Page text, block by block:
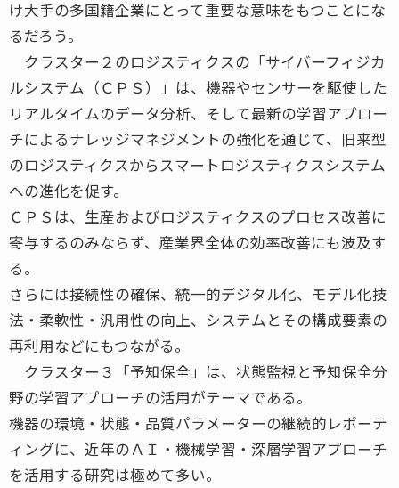
け大手の多国籍企業にとって重要な意味をもつことにな
るだろう。
クラスター２のロジスティクスの「サイバーフィジカ
ルシステム（ＣＰＳ）」は、機器やセンサーを駆使した
リアルタイムのデータ分析、そして最新の学習アプロー
チによるナレッジマネジメントの強化を通じて、旧来型
のロジスティクスからスマートロジスティクスシステム
への進化を促す。
ＣＰＳは、生産およびロジスティクスのプロセス改善に
寄与するのみならず、産業界全体の効率改善にも波及す
る。
さらには接続性の確保、統一的デジタル化、モデル化技
法・柔軟性・汎用性の向上、システムとその構成要素の
再利用などにもつながる。
クラスター３「予知保全」は、状態監視と予知保全分
野の学習アプローチの活用がテーマである。
機器の環境・状態・品質パラメーターの継続的レポーテ
ィングに、近年のＡＩ・機械学習・深層学習アプローチ
を活用する研究は極めて多い。